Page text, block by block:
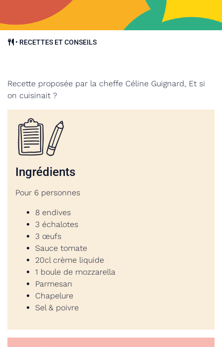
• RECETTES ET CONSEILS
Recette proposée par la cheffe Céline Guignard, Et si
on cuisinait ?
Ingrédients
Pour 6 personnes
8 endives
3 échalotes
3 œufs
Sauce tomate
20cl crème liquide
1 boule de mozzarella
Parmesan
Chapelure
Sel & poivre